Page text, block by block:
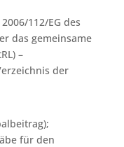
112/EG des
das gemeinsame
–
der
für den